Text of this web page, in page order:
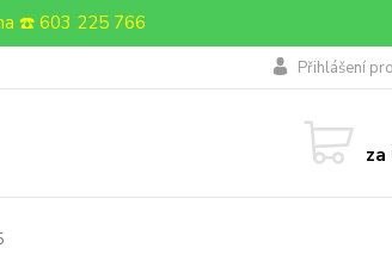
☎️ 603 225 766
Přihlášení
za